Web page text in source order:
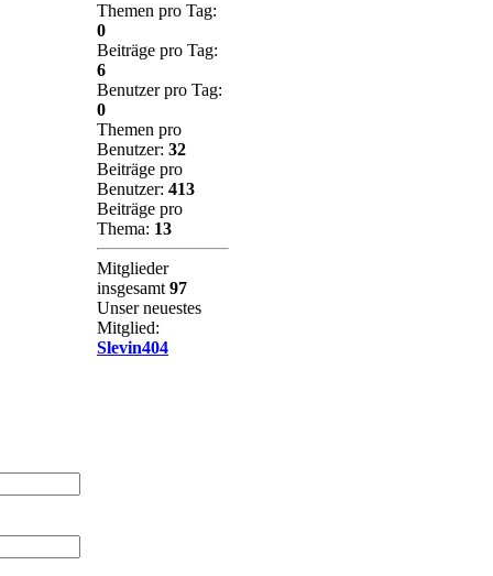
Themen pro Tag:
0
Beiträge pro Tag:
6
Benutzer pro Tag:
0
Themen pro
Benutzer: 32
Beiträge pro
Benutzer: 413
Beiträge pro
Thema: 13
Mitglieder
insgesamt 97
Unser neuestes
Mitglied:
Slevin404